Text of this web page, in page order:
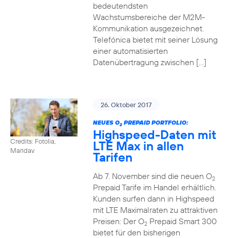
bedeutendsten
Wachstumsbereiche der M2M-
Kommunikation ausgezeichnet.
Telefónica bietet mit seiner Lösung
einer automatisierten
Datenübertragung zwischen […]
Credits: Fotolia,
Maridav
26. Oktober 2017
NEUES O2PREPAID PORTFOLIO:
Highspeed-Daten mit
LTE Max in allen
Tarifen
Ab 7. November sind die neuen O2
Prepaid Tarife im Handel erhältlich.
Kunden surfen dann in Highspeed
mit LTE Maximalraten zu attraktiven
Preisen: Der O2Prepaid Smart 300
bietet für den bisherigen